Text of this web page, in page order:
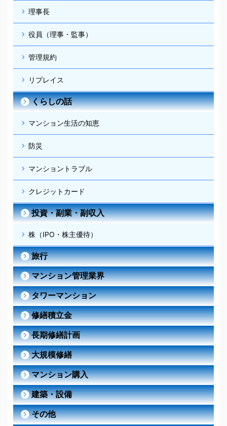
理事長
役員（理事・監事）
管理規約
リプレイス
くらしの話
マンション生活の知恵
防災
マンショントラブル
クレジットカード
投資・副業・副収入
株（IPO・株主優待）
旅行
マンション管理業界
タワーマンション
修繕積立金
長期修繕計画
大規模修繕
マンション購入
建築・設備
その他